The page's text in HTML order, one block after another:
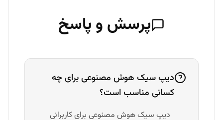
پرسش و پاسخ
دیپ سیک هوش مصنوعی برای چه
کسانی مناسب است؟
دیپ سیک هوش مصنوعی برای کاربرانی